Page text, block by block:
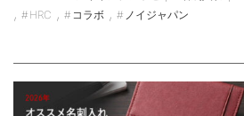
, HRC , コラボ ,
ノイジャパン